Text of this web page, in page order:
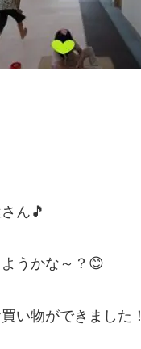
ん🎵
うかな～？😊
買い物ができました！